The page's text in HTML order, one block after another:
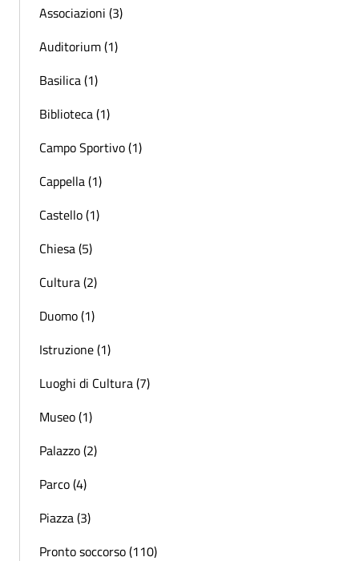
Associazioni (3)
Auditorium (1)
Basilica (1)
Biblioteca (1)
Campo Sportivo (1)
Cappella (1)
Castello (1)
Chiesa (5)
Cultura (2)
Duomo (1)
Istruzione (1)
Luoghi di Cultura (7)
Museo (1)
Palazzo (2)
Parco (4)
Piazza (3)
Pronto soccorso (110)